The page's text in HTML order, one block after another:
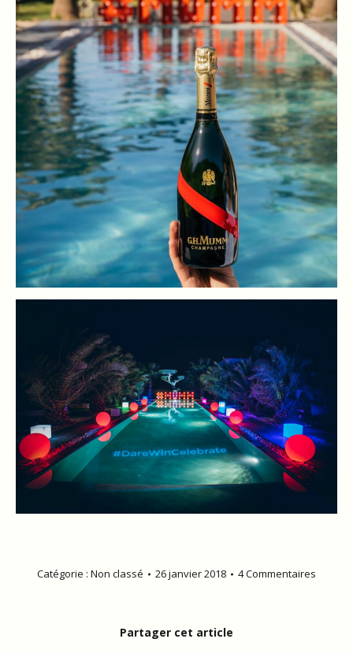
Catégorie : Non classé 26 janvier 2018 4 Commentaires
Partager cet article